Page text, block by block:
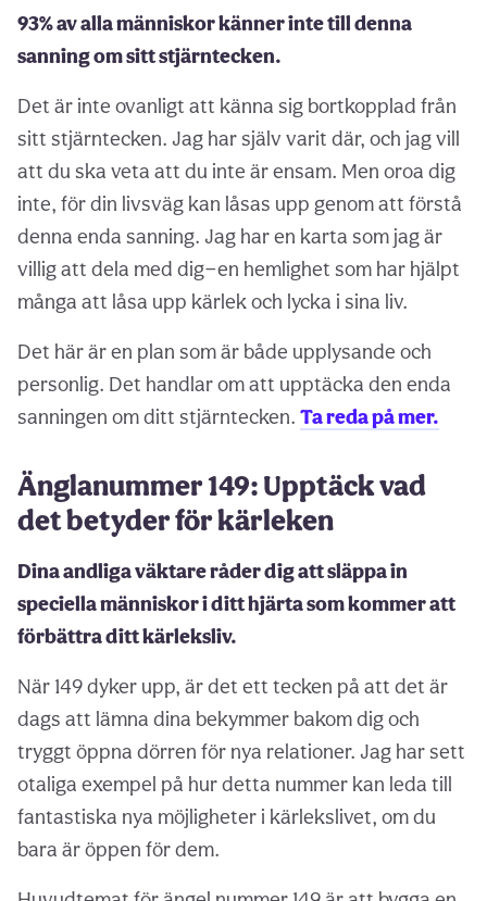
93% av alla människor känner inte till denna
sanning om sitt stjärntecken.
Det är inte ovanligt att känna sig bortkopplad från
sitt stjärntecken. Jag har själv varit där, och jag vill
att du ska veta att du inte är ensam. Men oroa dig
inte, för din livsväg kan låsas upp genom att förstå
denna enda sanning. Jag har en karta som jag är
villig att dela med dig—en hemlighet som har hjälpt
många att låsa upp kärlek och lycka i sina liv.
Det här är en plan som är både upplysande och
personlig. Det handlar om att upptäcka den enda
sanningen om ditt stjärntecken. Ta reda på mer.
Änglanummer 149: Upptäck vad
det betyder för kärleken
Dina andliga väktare råder dig att släppa in
speciella människor i ditt hjärta som kommer att
förbättra ditt kärleksliv.
När 149 dyker upp, är det ett tecken på att det är
dags att lämna dina bekymmer bakom dig och
tryggt öppna dörren för nya relationer. Jag har sett
otaliga exempel på hur detta nummer kan leda till
fantastiska nya möjligheter i kärlekslivet, om du
bara är öppen för dem.